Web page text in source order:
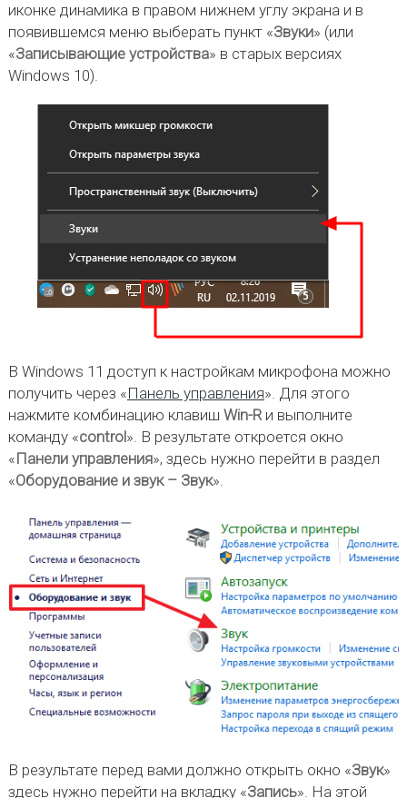
иконке динамика в правом нижнем углу экрана и в
появившемся меню выберать пункт «Звуки» (или
«Записывающие устройства» в старых версиях
Windows 10).
В Windows 11 доступ к настройкам микрофона можно
получить через «Панель управления». Для этого
нажмите комбинацию клавиш Win-Rи выполните
команду «control». В результате откроется окно
«Панели управления», здесь нужно перейти в раздел
«Оборудование и звук – Звук».
В результате перед вами должно открыть окно «Звук»
здесь нужно перейти на вкладку «Запись». На этой